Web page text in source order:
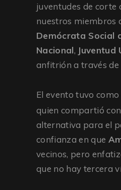
juventudes de corte
nuestros miembros
Demócrata Social
Nacional, Juventud
anfitrión a través de
El evento tuvo
quien compartió
alternativa para el
confianza en que
vecinos, pero
que no hay tercera